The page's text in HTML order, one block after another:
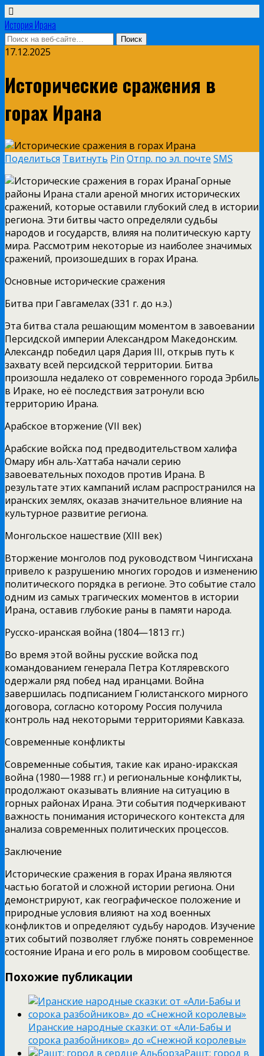
История Ирана
17.12.2025
Исторические сражения в
горах Ирана
Поделиться Твитнуть Pin Отпр. по эл. почте SMS
Горные
районы Ирана стали ареной многих исторических
сражений, которые оставили глубокий след в истории
региона. Эти битвы часто определяли судьбы
народов и государств, влияя на политическую карту
мира. Рассмотрим некоторые из наиболее значимых
сражений, произошедших в горах Ирана.
Основные исторические сражения
Битва при Гавгамелах (331 г. до н.э.)
Эта битва стала решающим моментом в завоевании
Персидской империи Александром Македонским.
Александр победил царя Дария III, открыв путь к
захвату всей персидской территории. Битва
произошла недалеко от современного города Эрбиль
в Ираке, но её последствия затронули всю
территорию Ирана.
Арабское вторжение (VII век)
Арабские войска под предводительством халифа
Омару ибн аль-Хаттаба начали серию
завоевательных походов против Ирана. В
результате этих кампаний ислам распространился на
иранских землях, оказав значительное влияние на
культурное развитие региона.
Монгольское нашествие (XIII век)
Вторжение монголов под руководством Чингисхана
привело к разрушению многих городов и изменению
политического порядка в регионе. Это событие стало
одним из самых трагических моментов в истории
Ирана, оставив глубокие раны в памяти народа.
Русско-иранская война (1804—1813 гг.)
Во время этой войны русские войска под
командованием генерала Петра Котляревского
одержали ряд побед над иранцами. Война
завершилась подписанием Гюлистанского мирного
договора, согласно которому Россия получила
контроль над некоторыми территориями Кавказа.
Современные конфликты
Современные события, такие как ирано-иракская
война (1980—1988 гг.) и региональные конфликты,
продолжают оказывать влияние на ситуацию в
горных районах Ирана. Эти события подчеркивают
важность понимания исторического контекста для
анализа современных политических процессов.
Заключение
Исторические сражения в горах Ирана являются
частью богатой и сложной истории региона. Они
демонстрируют, как географическое положение и
природные условия влияют на ход военных
конфликтов и определяют судьбу народов. Изучение
этих событий позволяет глубже понять современное
состояние Ирана и его роль в мировом сообществе.
Похожие публикации
Иранские народные сказки: от «Али-Бабы и
сорока разбойников» до «Снежной королевы»
Рашт: город в